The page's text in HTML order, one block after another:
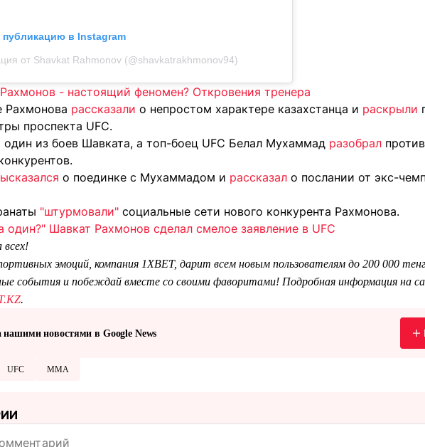
публикацию в Instagram
от Shavkat Rahmonov (@shavkatrakhmonov94)
- настоящий феномен? Откровения тренера
Рахмонова рассказали о непростом характере казахстанца и раскрыли
проспекта UFC.
один из боев Шавката, а топ-боец UFC Белал Мухаммад разобрал
о поединке с Мухаммадом и рассказал о послании от экс-
"штурмовали" социальные сети нового конкурента Рахмонова.
Шавкат Рахмонов сделал смелое заявление в UFC
эмоций, компания 1XBET, дарит всем новым пользователям до 200 000
события и побеждай вместе со своими фаворитами! Подробная информация на
.
нашими новостями в Google News
UFC ММА